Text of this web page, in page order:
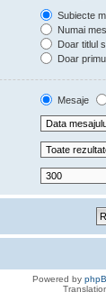
Subiecte
Numai
Doar titlul
Doar
Mesaje
Powered by